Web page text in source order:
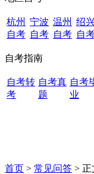
杭州
自考
宁波
自考
温州
自考
绍
自
自考指南
自考转
考
自考真
题
自考
业
首页 > 常见问答 > 正